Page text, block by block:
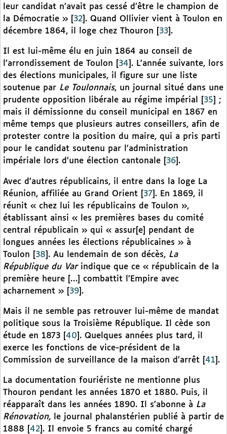
leur candidat n’avait pas cessé d’être le champion de
la Démocratie »
32 . Quand Ollivier vient à Toulon en
décembre 1864, il loge chez Thouron
33 .
Il est lui-même élu en juin 1864 au conseil de
l’arrondissement de Toulon
34 . L’année suivante, lors
des élections municipales, il figure sur une liste
soutenue par Le Toulonnais, un journal situé dans une
prudente opposition libérale au régime impérial
35
;
mais il démissionne du conseil municipal en 1867 en
même temps que plusieurs autres conseillers, afin de
protester contre la position du maire, qui a pris parti
pour le candidat soutenu par l’administration
impériale lors d’une élection cantonale
36 .
Avec d’autres républicains, il entre dans la loge La
Réunion, affiliée au Grand Orient
37 . En 1869, il
réunit « chez lui les républicains de Toulon »,
établissant ainsi « les premières bases du comité
central républicain » qui « assur[e] pendant de
longues années les élections républicaines » à
Toulon
38 . Au lendemain de son décès, La
République du Var indique que ce « républicain de la
première heure […] combattit l’Empire avec
acharnement »
39 .
Mais il ne semble pas retrouver lui-même de mandat
politique sous la Troisième République. Il cède son
étude en 1873
40 . Quelques années plus tard, il
exerce les fonctions de vice-président de la
Commission de surveillance de la maison d’arrêt
41 .
La documentation fouriériste ne mentionne plus
Thouron pendant les années 1870 et 1880. Puis, il
réapparaît dans les années 1890. Il s’abonne à La
Rénovation,
le journal phalanstérien publié à partir de
1888
42 . Il envoie 5 francs au comité chargé